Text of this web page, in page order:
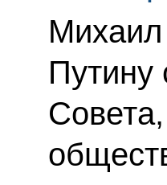
Путину